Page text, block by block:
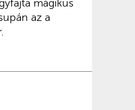
mágikus
az a